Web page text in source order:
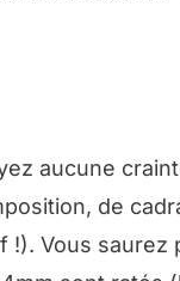
aucune
de
!). Vous saurez